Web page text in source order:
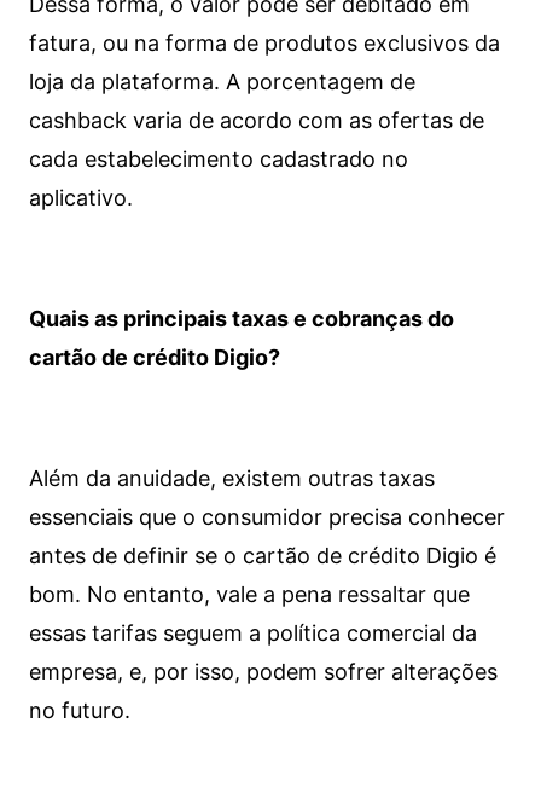
fatura, ou na forma de produtos exclusivos da
loja da plataforma. A porcentagem de
cashback varia de acordo com as ofertas de
cada estabelecimento cadastrado no
aplicativo.
Quais as principais taxas e cobranças do
cartão de crédito Digio?
Além da anuidade, existem outras taxas
essenciais que o consumidor precisa conhecer
antes de definir se o cartão de crédito Digio é
bom. No entanto, vale a pena ressaltar que
essas tarifas seguem a política comercial da
empresa, e, por isso, podem sofrer alterações
no futuro.